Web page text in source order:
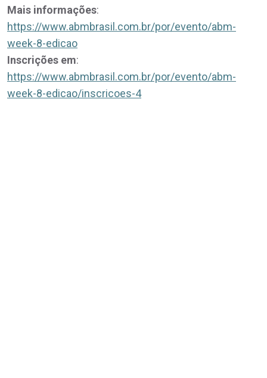
Mais informações:
https://www.abmbrasil.com.br/por/evento/abm-
week-8-edicao
Inscrições em:
https://www.abmbrasil.com.br/por/evento/abm-
week-8-edicao/inscricoes-4